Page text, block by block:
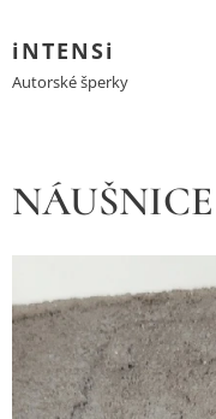
iNTENSi
Autorské šperky
NÁUŠNICE